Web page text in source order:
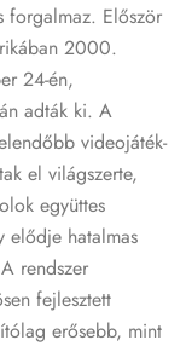
forgalmaz. Először
2000.
24-én,
adták ki. A
videojáték-
el világszerte,
együttes
elődje hatalmas
A rendszer
fejlesztett
erősebb, mint